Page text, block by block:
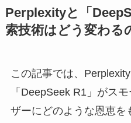
Perplexityと「
索技術はどう変わる
この記事では、
「DeepSeek R1」がス
ザーにどのような恩恵を